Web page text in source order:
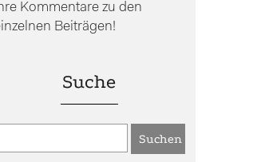
Kommentare zu den
Beiträgen!
Suche